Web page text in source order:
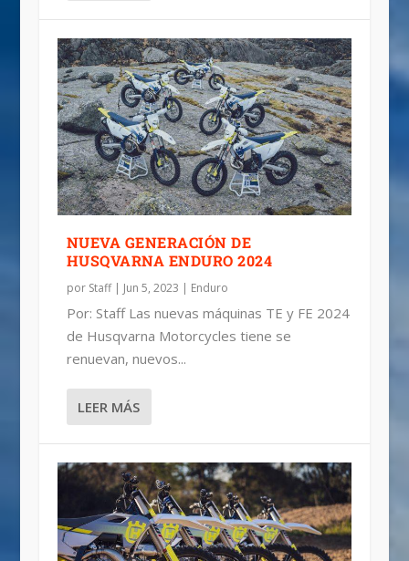
NUEVA GENERACIÓN DE
HUSQVARNA ENDURO 2024
por Staff| Jun 5, 2023 | Enduro
Por: Staff Las nuevas máquinas TE y FE 2024
de Husqvarna Motorcycles tiene se
renuevan, nuevos...
LEER MÁS